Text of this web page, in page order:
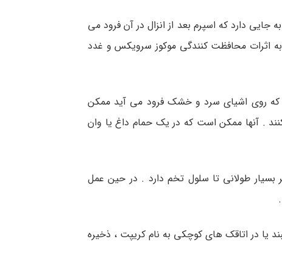
دارد که اسپرم بعد از انزال در آن فرود می
که روی اشیای سرد و خشک فرود می آید ممکن
اگرچه بسیار نادر است که اسپرم ها ممکن است تا 30 دقیقه عمر کنند . آنها ممکن است که در یک حمام داغ یا وان
بسیار طولانی تا سلول تخم دارد . در حین عمل
یا در اتاقک های کوچکی به نام کریپت ، ذخیره